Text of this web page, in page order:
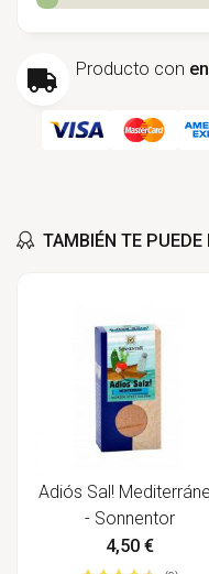
Producto con
TAMBIÉN TE PUEDE
Adiós Sal!
- Sonnentor
4,50 €